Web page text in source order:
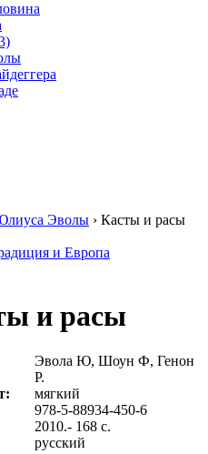
Эволы › Касты и расы
и Европа
и расы
Эвола Ю, Шоун Ф, Генон
Р.
мягкий
978-5-88934-450-6
2010.- 168 с.
русский